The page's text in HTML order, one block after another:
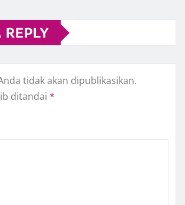
REPLY
tidak akan dipublikasikan.
ditandai *